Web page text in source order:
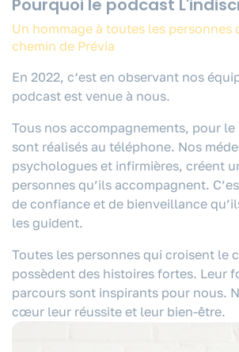
Pourquoi le podcast
Un hommage à toutes les personnes
chemin de Prévia
En 2022, c‘est en observant nos
podcast est venue à nous.
Tous nos accompagnements, pour
sont réalisés au téléphone. Nos
psychologues et infirmières, créent
personnes qu’ils accompagnent.
de confiance et de bienveillance
les guident.
Toutes les personnes qui croisent le
possèdent des histoires fortes. Leur
parcours sont inspirants pour nous.
cœur leur réussite et leur bien-être.